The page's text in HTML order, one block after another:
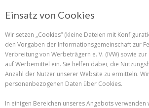
Einsatz von Cookies
Wir setzen „Cookies“ (kleine Dateien mit
den Vorgaben der Informationsgemeinschaft zur
Verbreitung von Werbeträgern e. V. (IVW) sowie
auf Werbemittel ein. Sie helfen dabei, die
Anzahl der Nutzer unserer Website zu ermitteln.
personenbezogenen Daten über Cookies.
In einigen Bereichen unseres Angebots verwenden